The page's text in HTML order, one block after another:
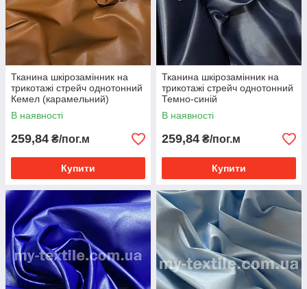
Тканина шкірозамінник на
трикотажі стрейч однотонний
Кемел (карамельний)
В наявності
259,84 ₴/пог.м
Купити
Тканина шкірозамінник на
трикотажі стрейч однотонний
Темно-синій
В наявності
259,84 ₴/пог.м
Купити